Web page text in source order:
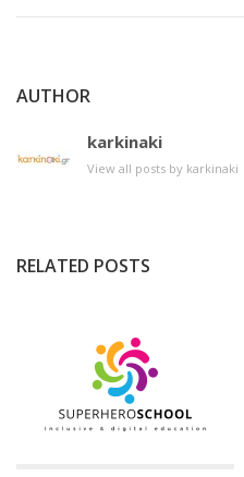
AUTHOR
karkinaki
View all posts by karkinaki
RELATED POSTS